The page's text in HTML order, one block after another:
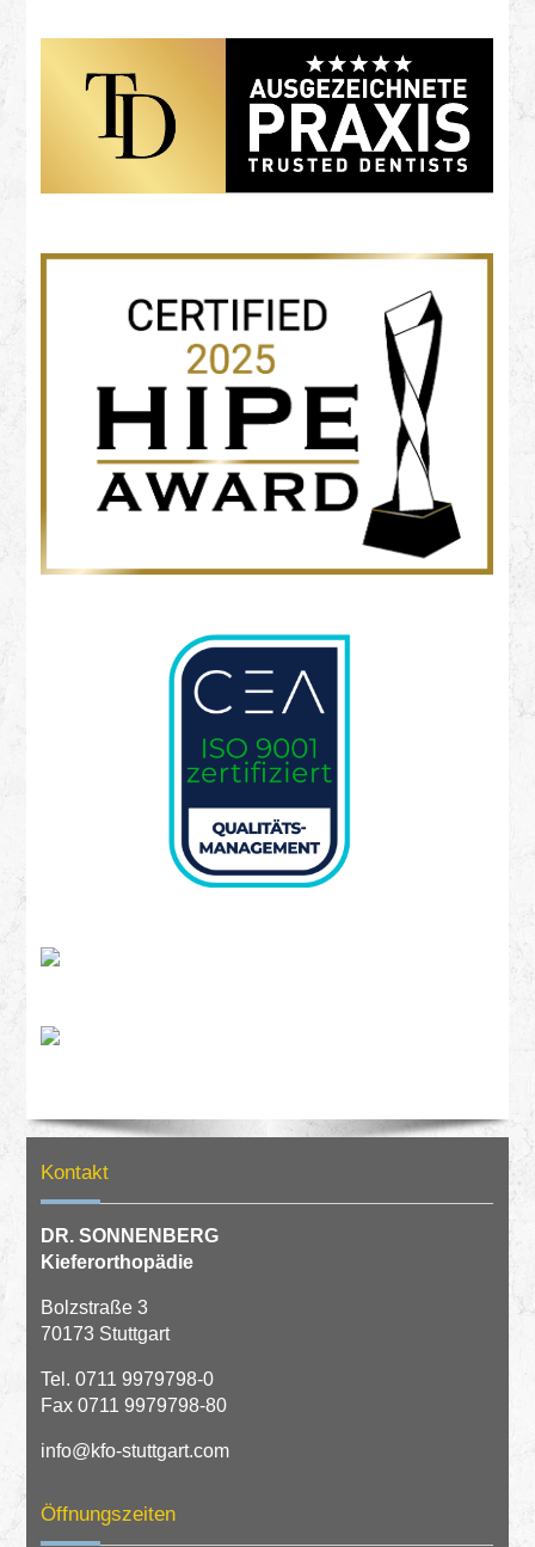
Kontakt
DR. SONNENBERG
Kieferorthopädie
Bolzstraße 3
70173 Stuttgart
Tel.0711 9979798-0
Fax 0711 9979798-80
info@kfo-stuttgart.com
Öffnungszeiten